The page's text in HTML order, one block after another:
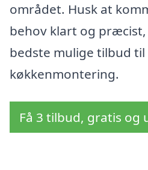
området. Husk at
behov klart og
bedste mulige tilbud til
køkkenmontering.
Få 3 tilbud, gratis og